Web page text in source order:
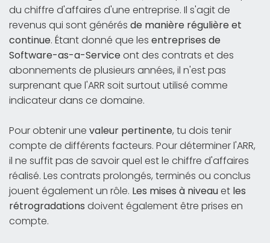
du chiffre d'affaires d'une entreprise. Il s'agit de
revenus qui sont générés de manière régulière et
continue. Étant donné que les entreprises de
Software-as-a-Serviceont des contrats et des
abonnements de plusieurs années, il n'est pas
surprenant que l'ARR soit surtout utilisé comme
indicateur dans ce domaine.
Pour obtenir une valeur pertinente, tu dois tenir
compte de différents facteurs. Pour déterminer l'ARR,
il ne suffit pas de savoir quel est le chiffre d'affaires
réalisé. Les contrats prolongés, terminés ou conclus
jouent également un rôle. Les mises à niveauet les
rétrogradations doivent également être prises en
compte.